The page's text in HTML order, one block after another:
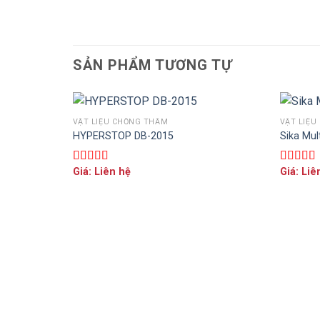
SẢN PHẨM TƯƠNG TỰ
THÊM VÀO GIỎ HÀNG
VẬT LIỆU CHỐNG THẤM
HYPERSTOP DB-2015
Được xếp
Giá: Liên hệ
VẬT LIỆU
Sika
Được
Giá: